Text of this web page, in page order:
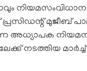
മുജീബ്
അധ്യാപക
നടത്തിയ